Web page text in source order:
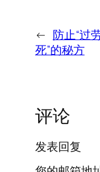
← 防止“过
死”的秘方
评论
发表回复